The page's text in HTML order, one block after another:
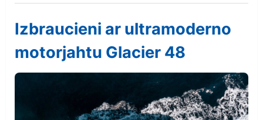
Izbraucieni ar ultramoderno
motorjahtu Glacier 48